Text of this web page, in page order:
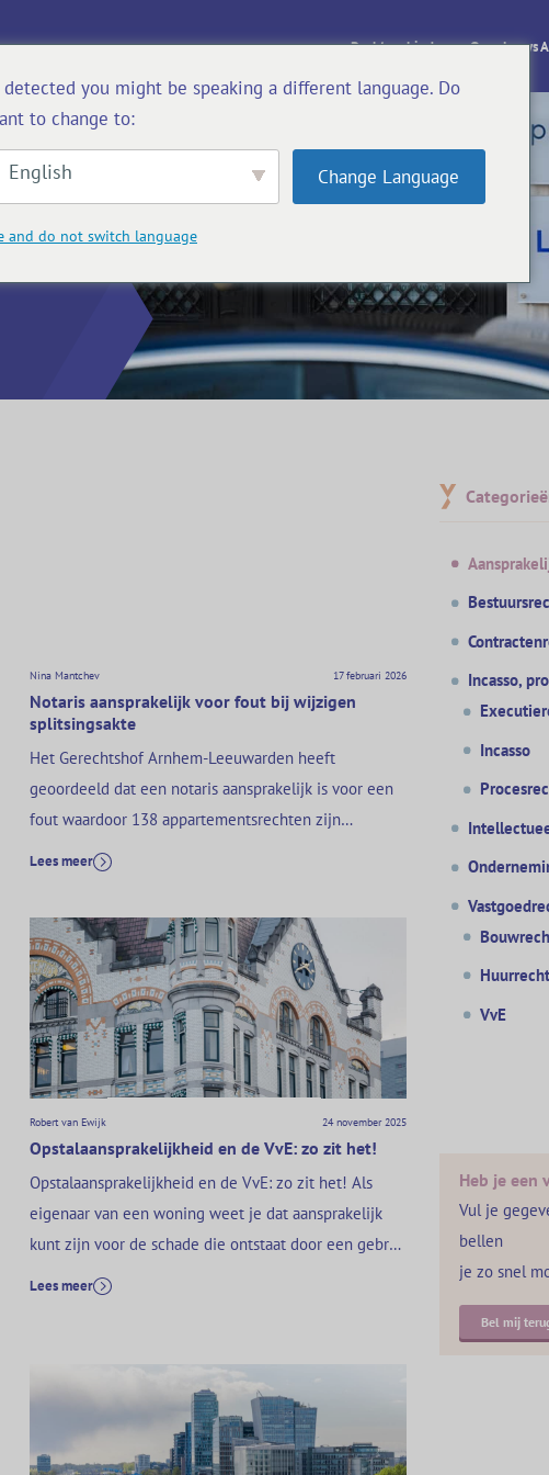
Rechtsgebieden Over Lexys
Nina Mantchev 17 februari 2026
Notaris aansprakelijk voor fout bij wijzigen
splitsingsakte
Het Gerechtshof Arnhem-Leeuwarden heeft
geoordeeld dat een notaris aansprakelijk is voor een
fout waardoor 138 appartementsrechten zijn
vervallen (ECLI:NL:GHARL:2025:4774). De notaris had
geschonden. Notaris wijzigt splitsingsakte in opdracht
van VvE De notaris had de akte in 2016 gepasseerd in
opdracht van…
Lees meer
Robert van Ewijk 24 november 2025
Opstalaansprakelijkheid en de VvE: zo zit het!
Opstalaansprakelijkheid en de VvE: zo zit het! Als
eigenaar van een woning weet je dat aansprakelijk
kunt zijn voor de schade die ontstaat door een gebrek
aan je huis. Denk bijvoorbeeld aan een loszittende
Lees meer
Incasso,
Incasso
Huurrecht
VvE
Heb je een
Vul je
bellen
je zo snel
Bel mij
detected you might be speaking a different language. Do
to change to:
English Change Language
and do not switch language